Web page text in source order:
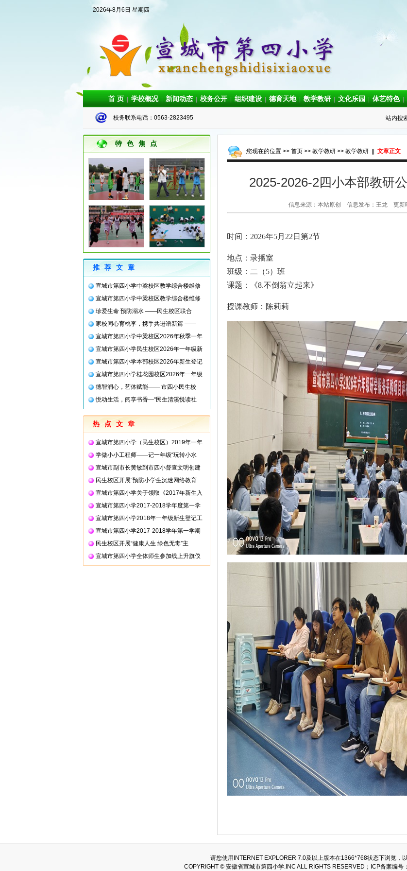
2026年8月6日 星期四
首 页 学校概况 新闻动态 校务公开 组织建设 德育天地 教学教研 文化乐园 体艺特色
校务联系电话：0563-2823495 站内搜
特色焦点
推荐文章
宣城市第四小学中梁校区教学综合楼维修
宣城市第四小学中梁校区教学综合楼维修
珍爱生命 预防溺水 ——民生校区联合
家校同心育桃李，携手共进谱新篇 ——
宣城市第四小学中梁校区2026年秋季一年
宣城市第四小学民生校区2026年一年级新
宣城市第四小学本部校区2026年新生登记
宣城市第四小学桂花园校区2026年一年级
德智润心，艺体赋能—— 市四小民生校
悦动生活，阅享书香—“民生清溪悦读社
热点文章
宣城市第四小学（民生校区）2019年一年
学做小小工程师——记一年级“玩转小水
宣城市副市长黄敏到市四小督查文明创建
民生校区开展“预防小学生沉迷网络教育
宣城市第四小学关于领取《2017年新生入
宣城市第四小学2017-2018学年度第一学
宣城市第四小学2018年一年级新生登记工
宣城市第四小学2017-2018学年第一学期
民生校区开展“健康人生 绿色无毒”主
宣城市第四小学全体师生参加线上升旗仪
您现在的位置 >> 首页 >> 教学教研 >> 教学教研 文章正文
2025-2026-2四小本部教研
信息来源：本站原创 信息发布：王龙 更
时间：2026年5月22日第2节
地点：录播室
班级：二（5）班
课题：《8.不倒翁立起来》
授课教师：陈莉莉
请您使用INTERNET EXPLORER 7.0及以上版本在1366*768状态下浏览，
COPYRIGHT © 安徽省宣城市第四小学.INC ALL RIGHTS RESERVED；ICP备案编号：